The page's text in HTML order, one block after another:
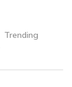
Trending